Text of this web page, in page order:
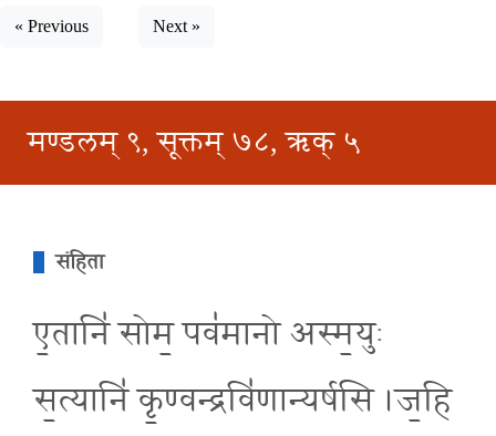
« Previous Next »
मण्डलम् ९, सूक्तम् ७८, ऋक् ५
संहिता
ए॒तानि॑ सोम॒ पव॑मानो अस्म॒युः
स॒त्यानि॑ कृ॒ण्वन्द्रवि॑णान्यर्षसि ।ज॒हि